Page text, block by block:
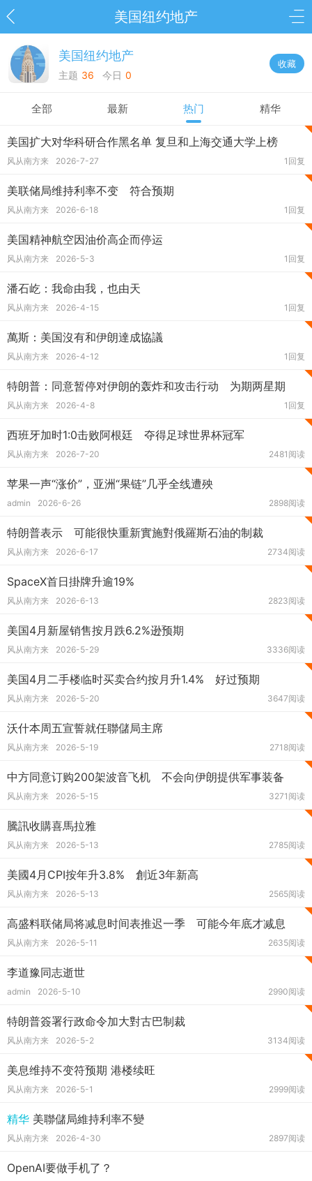
美国纽约地产
美国纽约地产
主题 36 今日 0
收藏
全部 最新 热门 精华
美国扩大对华科研合作黑名单 复旦和上海交通大学上榜
风从南方来 2026-7-27 1回复
美联储局维持利率不变 符合预期
风从南方来 2026-6-18 1回复
美国精神航空因油价高企而停运
风从南方来 2026-5-3 1回复
潘石屹：我命由我，也由天
风从南方来 2026-4-15 1回复
萬斯：美国沒有和伊朗達成協議
风从南方来 2026-4-12 1回复
特朗普：同意暂停对伊朗的轰炸和攻击行动 为期两星期
风从南方来 2026-4-8 1回复
西班牙加时1:0击败阿根廷 夺得足球世界杯冠军
风从南方来 2026-7-20 2481阅读
苹果一声“涨价”，亚洲“果链”几乎全线遭殃
admin 2026-6-26 2898阅读
特朗普表示 可能很快重新實施對俄羅斯石油的制裁
风从南方来 2026-6-17 2734阅读
SpaceX首日掛牌升逾19%
风从南方来 2026-6-13 2823阅读
美国4月新屋销售按月跌6.2%逊预期
风从南方来 2026-5-29 3336阅读
美国4月二手楼临时买卖合约按月升1.4% 好过预期
风从南方来 2026-5-20 3647阅读
沃什本周五宣誓就任聯儲局主席
风从南方来 2026-5-19 2718阅读
中方同意订购200架波音飞机 不会向伊朗提供军事装备
风从南方来 2026-5-15 3271阅读
騰訊收購喜馬拉雅
风从南方来 2026-5-13 2785阅读
美國4月CPI按年升3.8% 創近3年新高
风从南方来 2026-5-13 2565阅读
高盛料联储局将减息时间表推迟一季 可能今年底才减息
风从南方来 2026-5-11 2635阅读
李道豫同志逝世
admin 2026-5-10 2990阅读
特朗普簽署行政命令加大對古巴制裁
风从南方来 2026-5-2 3134阅读
美息维持不变符预期 港楼续旺
风从南方来 2026-5-1 2999阅读
精华 美聯儲局維持利率不變
风从南方来 2026-4-30 2897阅读
OpenAI要做手机了？